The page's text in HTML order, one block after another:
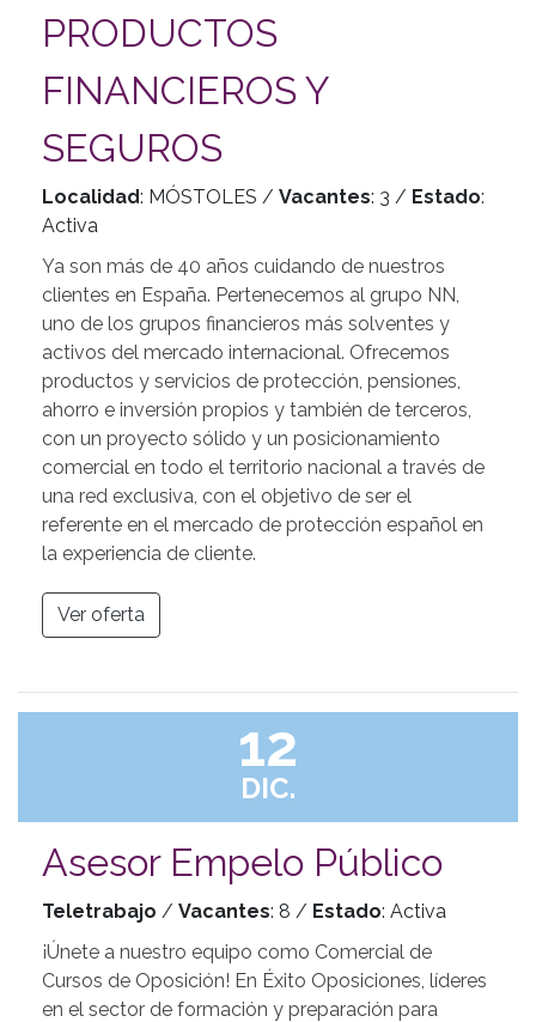
PRODUCTOS
FINANCIEROS Y
SEGUROS
Localidad: MÓSTOLES / Vacantes: 3 / Estado:
Activa
Ya son más de 40 años cuidando de nuestros
clientes en España. Pertenecemos al grupo NN,
uno de los grupos financieros más solventes y
activos del mercado internacional. Ofrecemos
productos y servicios de protección, pensiones,
ahorro e inversión propios y también de terceros,
con un proyecto sólido y un posicionamiento
comercial en todo el territorio nacional a través de
una red exclusiva, con el objetivo de ser el
referente en el mercado de protección español en
la experiencia de cliente.
Ver oferta
12
DIC.
Asesor Empelo Público
Teletrabajo / Vacantes: 8 / Estado: Activa
¡Únete a nuestro equipo como Comercial de
Cursos de Oposición! En Éxito Oposiciones, líderes
en el sector de formación y preparación para